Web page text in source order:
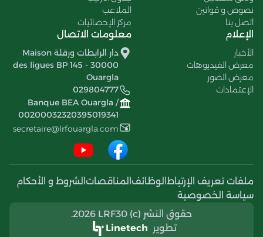
نصوص و قوانين
اتصل بنا
الملاعب
مركز الإحصائيات
الإعلام
الأخبار
معرض الفيديوهات
معرض الصور
الإعتمادات
معلومات الاتصال
دار الرابطات ورقلة Maison
des ligues BP 145 - 30000
Ouargla
029804777
Banque BEA Ouargla /
00200032320395019341
secretaire@lrfouargla.com
ملفات تعريف الإرتباط الوظائف المناقصات الشروط و الأحكام
سياسة الخصوصية
حقوق النشر (c) 2026 LRF30.
تطوير Linetech